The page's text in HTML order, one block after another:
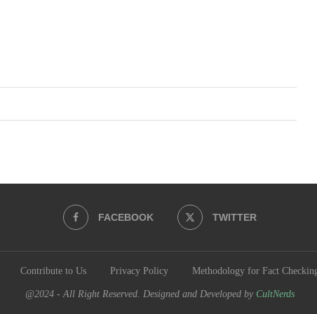
FACEBOOK TWITTER
Contribute to Us Privacy Policy Methodology for Fact
@2024 - All Right Reserved. Designed and Developed by CultNerds